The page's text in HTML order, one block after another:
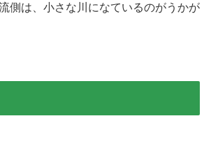
側は、小さな川になているのがうかが